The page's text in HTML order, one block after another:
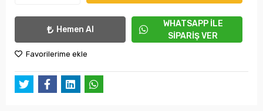
Hemen Al
WHATSAPP İLE
SİPARİŞ VER
Favorilerime ekle